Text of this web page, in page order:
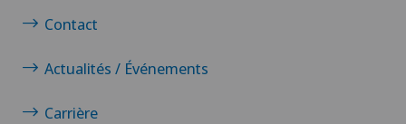
Contact
Actualités / Événements
Carrière